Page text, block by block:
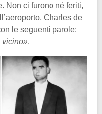
Non ci furono né feriti,
Charles de
le seguenti parole:
vicino».